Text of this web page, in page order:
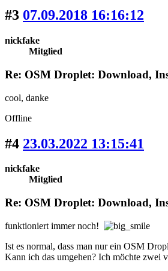
#3 07.09.2018 16:16:12
nickfake
Mitglied
Re: OSM Droplet: Download,
cool, danke
Offline
#4 23.03.2022 13:15:41
nickfake
Mitglied
Re: OSM Droplet: Download,
funktioniert immer noch!
Ist es normal, dass man nur ein OSM
Kann ich das umgehen? Ich möchte zwei